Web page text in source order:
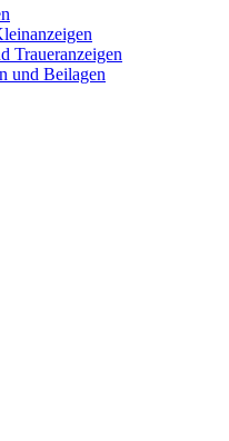
Traueranzeigen
und Beilagen